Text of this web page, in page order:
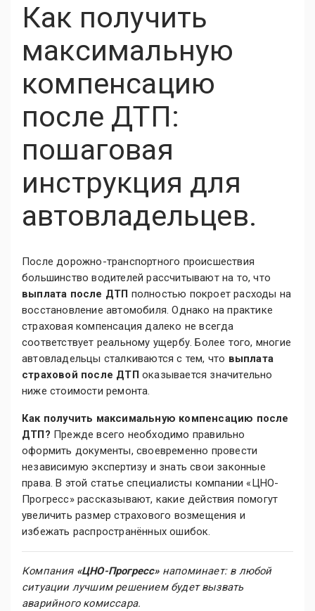
Как получить
максимальную
компенсацию
после ДТП:
пошаговая
инструкция для
автовладельцев.
После дорожно-транспортного происшествия
большинство водителей рассчитывают на то, что
выплата после ДТП полностью покроет расходы на
восстановление автомобиля. Однако на практике
страховая компенсация далеко не всегда
соответствует реальному ущербу. Более того, многие
автовладельцы сталкиваются с тем, что выплата
страховой после ДТП оказывается значительно
ниже стоимости ремонта.
Как получить максимальную компенсацию после
ДТП? Прежде всего необходимо правильно
оформить документы, своевременно провести
независимую экспертизу и знать свои законные
права. В этой статье специалисты компании «ЦНО-
Прогресс» рассказывают, какие действия помогут
увеличить размер страхового возмещения и
избежать распространённых ошибок.
Компания «ЦНО-Прогресс»напоминает: в любой
ситуации лучшим решением будет вызвать
аварийного комиссара.